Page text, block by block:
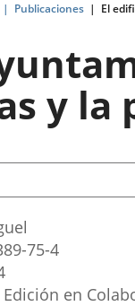
Publicaciones El
y
75-4
Edición en